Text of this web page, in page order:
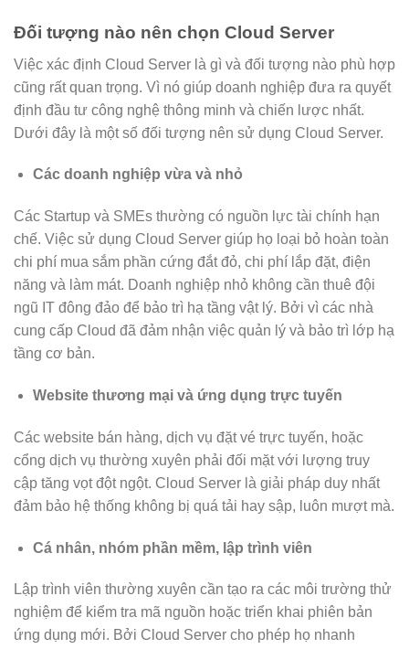
Đối tượng nào nên chọn Cloud Server
Việc xác định Cloud Server là gì và đối tượng nào phù hợp
cũng rất quan trọng. Vì nó giúp doanh nghiệp đưa ra quyết
định đầu tư công nghệ thông minh và chiến lược nhất.
Dưới đây là một số đối tượng nên sử dụng Cloud Server.
Các doanh nghiệp vừa và nhỏ
Các Startup và SMEs thường có nguồn lực tài chính hạn
chế. Việc sử dụng Cloud Server giúp họ loại bỏ hoàn toàn
chi phí mua sắm phần cứng đắt đỏ, chi phí lắp đặt, điện
năng và làm mát. Doanh nghiệp nhỏ không cần thuê đội
ngũ IT đông đảo để bảo trì hạ tầng vật lý. Bởi vì các nhà
cung cấp Cloud đã đảm nhận việc quản lý và bảo trì lớp hạ
tầng cơ bản.
Website thương mại và ứng dụng trực tuyến
Các website bán hàng, dịch vụ đặt vé trực tuyến, hoặc
cổng dịch vụ thường xuyên phải đối mặt với lượng truy
cập tăng vọt đột ngột. Cloud Server là giải pháp duy nhất
đảm bảo hệ thống không bị quá tải hay sập, luôn mượt mà.
Cá nhân, nhóm phần mềm, lập trình viên
Lập trình viên thường xuyên cần tạo ra các môi trường thử
nghiệm để kiểm tra mã nguồn hoặc triển khai phiên bản
ứng dụng mới. Bởi Cloud Server cho phép họ nhanh